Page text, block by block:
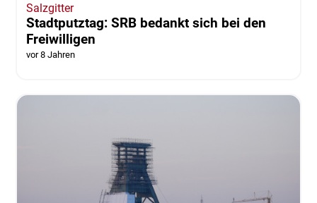
Salzgitter
Stadtputztag: SRB bedankt sich bei den
Freiwilligen
vor 8 Jahren